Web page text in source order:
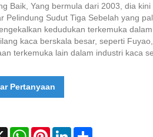
Baik, Yang bermula dari 2003, dia
Pelindung Sudut Tiga Sebelah yang
kedudukan terkemuka
kaca berskala besar, seperti
terkemuka lain dalam industri kaca
Pertanyaan
X WhatsAppPinterestLinkedInShare